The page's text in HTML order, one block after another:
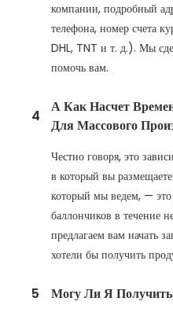
компании, подробный
телефона, номер счета
DHL, TNT и т. д.). Мы
помочь вам.
4
А Как Насчет
Для Массового
Честно говоря, это
в который вы
который мы ведем, —
баллончиков в течение
предлагаем вам начать
хотели бы получить
5 Могу Ли Я